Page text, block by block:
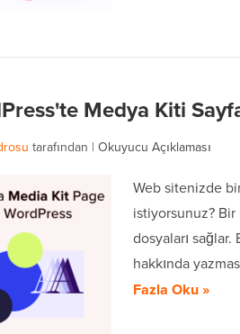
Medya Kiti
tarafından | Okuyucu Açıklaması
Web sitenizde
istiyorsunuz?
dosyaları
hakkında
Fazla Oku »